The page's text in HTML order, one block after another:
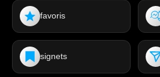
favoris
signets